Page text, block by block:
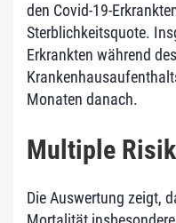
den Covid-19-
Sterblichkeitsquote.
Erkrankten während
Monaten danach.
Multiple
Die Auswertung zeigt,